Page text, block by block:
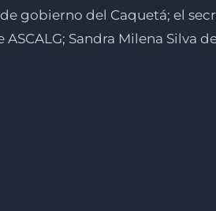
gobierno del Caquetá; el
Sandra Milena Silva